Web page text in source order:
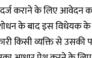
कराने के लिए आवेदन
के बाद इस विधेयक के
किसी व्यक्ति से उसकी